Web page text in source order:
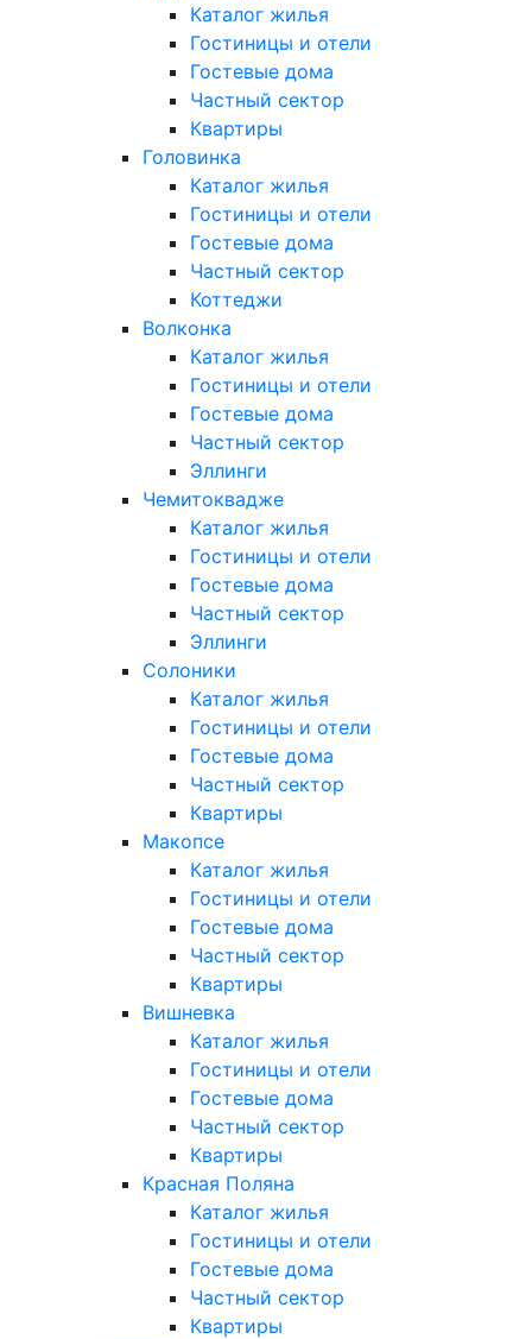
Каталог жилья
Гостиницы и отели
Гостевые дома
Частный сектор
Квартиры
Головинка
Каталог жилья
Гостиницы и отели
Гостевые дома
Частный сектор
Коттеджи
Волконка
Каталог жилья
Гостиницы и отели
Гостевые дома
Частный сектор
Эллинги
Чемитоквадже
Каталог жилья
Гостиницы и отели
Гостевые дома
Частный сектор
Эллинги
Солоники
Каталог жилья
Гостиницы и отели
Гостевые дома
Частный сектор
Квартиры
Макопсе
Каталог жилья
Гостиницы и отели
Гостевые дома
Частный сектор
Квартиры
Вишневка
Каталог жилья
Гостиницы и отели
Гостевые дома
Частный сектор
Квартиры
Красная Поляна
Каталог жилья
Гостиницы и отели
Гостевые дома
Частный сектор
Квартиры